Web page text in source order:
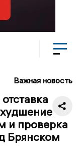
Важная новость
и проверка
Брянском